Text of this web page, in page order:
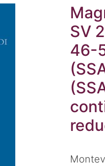
SV
46-